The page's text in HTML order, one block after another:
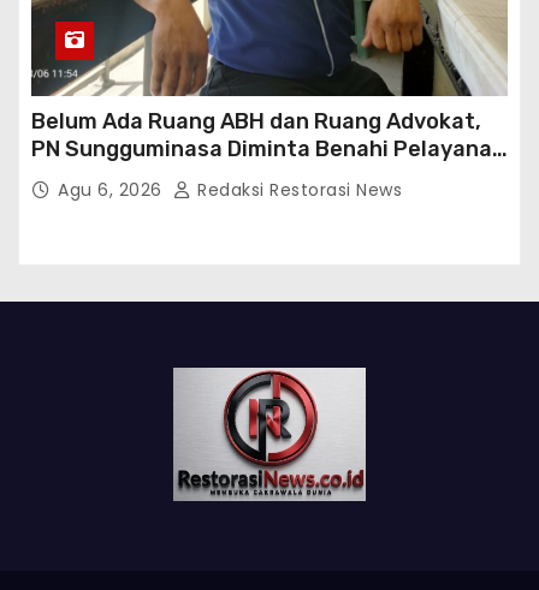
Belum Ada Ruang ABH dan Ruang Advokat,
PN Sungguminasa Diminta Benahi Pelayanan
PublikAgu 6, 2026 Redaksi Restorasi News